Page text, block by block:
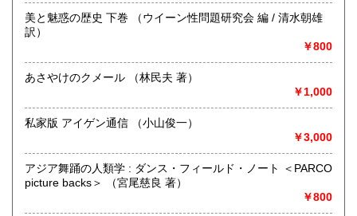
文学、芸術、写真、民芸、映画、音楽、哲学、暮らし、絵
本、マンガ、などなど。世の中を面白がるきっかけとなる本
美と魅惑の歴史 下巻 （ウイーン性問題研究会 編 / 清水朝雄
訳）
￥800
あさやけのクメール （林民夫 著）
￥1,000
私家版 アイゲン通信 （小山俊一）
￥3,000
アジア舞踊の人類学 : ダンス・フィールド・ノート ＜PARCO
picture backs＞ （宮尾慈良 著）
￥800